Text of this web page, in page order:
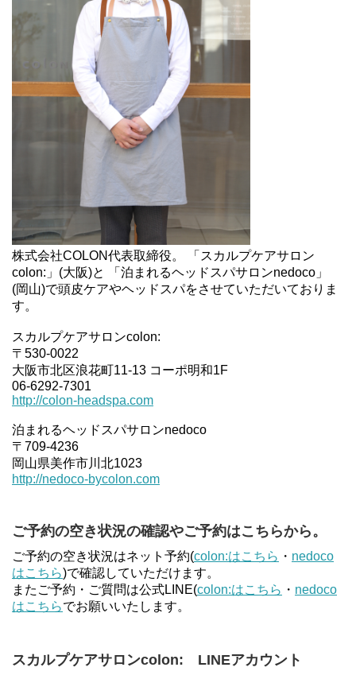
株式会社COLON代表取締役。 「スカルプケアサロン
colon:」(大阪)と 「泊まれるヘッドスパサロンnedoco」
(岡山)で頭皮ケアやヘッドスパをさせていただいておりま
す。
スカルプケアサロンcolon:
〒530-0022
大阪市北区浪花町11-13 コーポ明和1F
06-6292-7301
http://colon-headspa.com
泊まれるヘッドスパサロンnedoco
〒709-4236
岡山県美作市川北1023
http://nedoco-bycolon.com
ご予約の空き状況の確認やご予約はこちらから。
ご予約の空き状況はネット予約(colon:はこちら ・ nedoco
はこちら)で確認していただけます。
またご予約・ご質問は公式LINE(colon:はこちら ・ nedoco
はこちらでお願いいたします。
スカルプケアサロンcolon: LINEアカウント